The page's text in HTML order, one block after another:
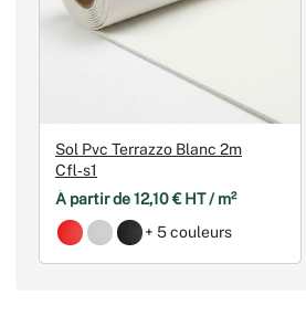
Sol Pvc Terrazzo Blanc 2m
Cfl‑s1
À partir de 12,10 € HT / m²
+ 5 couleurs